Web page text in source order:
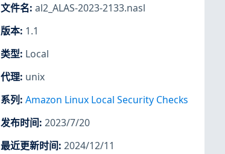
文件名: al2_ALAS-2023-2133.nasl
版本: 1.1
类型: Local
代理: unix
系列 : Amazon Linux Local Security Checks
发布时间: 2023/7/20
最近更新时间: 2024/12/11